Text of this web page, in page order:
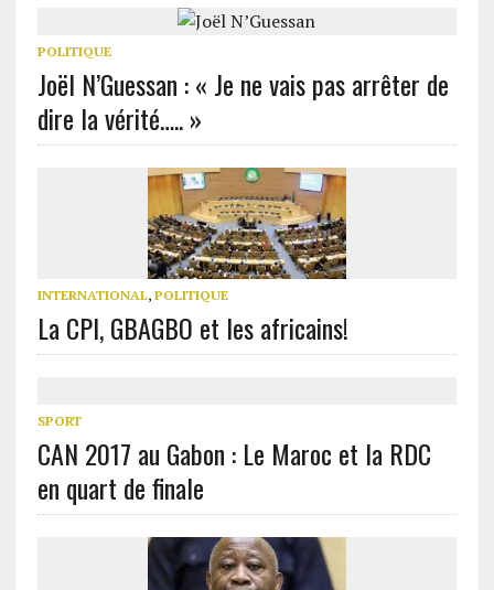
POLITIQUE
Joël N’Guessan : « Je ne vais pas arrêter de
dire la vérité….. »
INTERNATIONAL, POLITIQUE
La CPI, GBAGBO et les africains!
SPORT
CAN 2017 au Gabon : Le Maroc et la RDC
en quart de finale